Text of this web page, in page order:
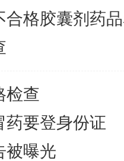
合格胶囊剂药
检查
药要登身份证
被曝光